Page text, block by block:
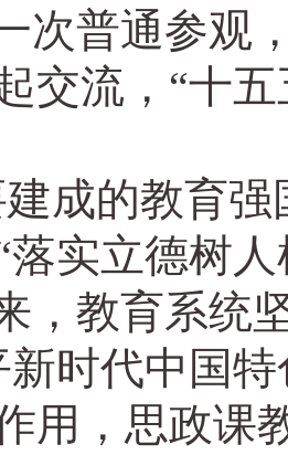
次普通参观
交流，“十
建成的教育
落实立德树
，教育系统
新时代中国
用，思政课